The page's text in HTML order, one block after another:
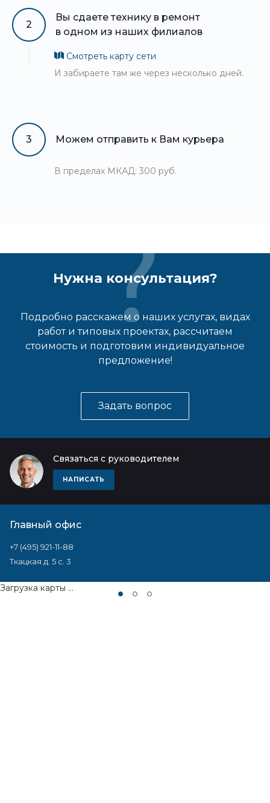
2
Вы сдаете технику в ремонт
в одном из наших филиалов
Смотреть карту сети
И забираете там же через несколько дней.
3 Можем отправить к Вам курьера
В пределах МКАД: 300 руб.
Нужна консультация?
Подробно расскажем о наших услугах, видах
работ и типовых проектах, рассчитаем
стоимость и подготовим индивидуальное
предложение!
Задать вопрос
Связаться с руководителем
НАПИСАТЬ
Главный офис
+7 (495) 921-11-88
Ткацкая д. 5 с. 3
Загрузка карты ...